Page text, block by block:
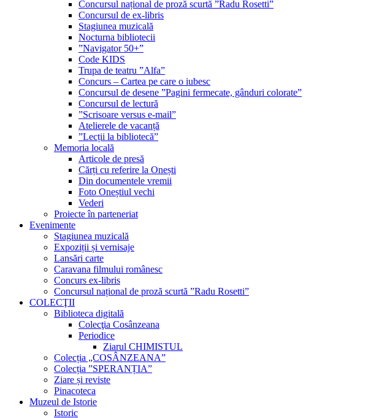
Concursul național de proză scurtă ”Radu Rosetti”
Concursul de ex-libris
Stagiunea muzicală
Nocturna bibliotecii
”Navigator 50+”
Code KIDS
Trupa de teatru ”Alfa”
Concurs – Cartea pe care o iubesc
Concursul de desene ”Pagini fermecate, gânduri colorate”
Concursul de lectură
”Scrisoare versus e-mail”
Atelierele de vacanță
”Lecții la bibliotecă”
Memoria locală
Articole de presă
Cărți cu referire la Onești
Din documentele vremii
Foto Oneștiul vechi
Vederi
Proiecte în parteneriat
Evenimente
Stagiunea muzicală
Expoziții și vernisaje
Lansări carte
Caravana filmului românesc
Concurs ex-libris
Concursul național de proză scurtă ”Radu Rosetti”
COLECŢII
Biblioteca digitală
Colecţia Cosânzeana
Periodice
Ziarul CHIMISTUL
Colecția „COSÂNZEANA”
Colecția ”SPERANȚIA”
Ziare și reviste
Pinacoteca
Muzeul de Istorie
Istoric